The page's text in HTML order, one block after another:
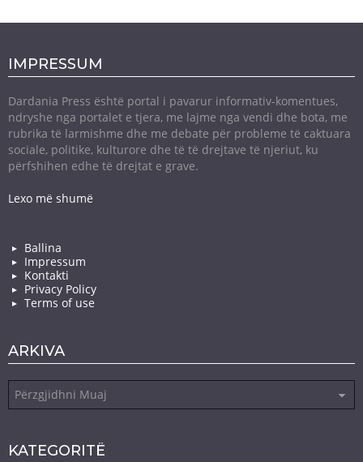
IMPRESSUM
Dardania Press është portal i pavarur informativ-komentues,
ndryshe nga portalet e tjera, me lajme nga vendi dhe bota, me
rubrika të larmishme dhe me debate për probleme të caktuara
sociale, politike, kulturore dhe të të drejtave të njeriut, ku
përfshihen edhe të drejtat e grave.
Lexo më shumë
Ballina
Impressum
Kontakti
Privacy Policy
Terms of use
ARKIVA
KATEGORITË